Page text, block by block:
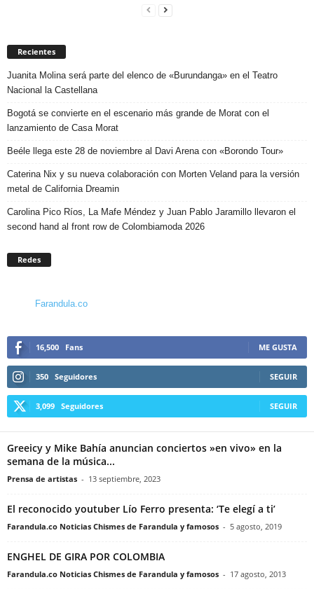
Recientes
Juanita Molina será parte del elenco de «Burundanga» en el Teatro
Nacional la Castellana
Bogotá se convierte en el escenario más grande de Morat con el
lanzamiento de Casa Morat
Beéle llega este 28 de noviembre al Davi Arena con «Borondo Tour»
Caterina Nix y su nueva colaboración con Morten Veland para la versión
metal de California Dreamin
Carolina Pico Ríos, La Mafe Méndez y Juan Pablo Jaramillo llevaron el
second hand al front row de Colombiamoda 2026
Redes
Farandula.co
16,500 Fans ME GUSTA
350 Seguidores SEGUIR
3,099 Seguidores SEGUIR
Greeicy y Mike Bahía anuncian conciertos »en vivo» en la
semana de la música...
Prensa de artistas - 13 septiembre, 2023
El reconocido youtuber Lío Ferro presenta: ‘Te elegí a ti’
Farandula.co Noticias Chismes de Farandula y famosos - 5 agosto, 2019
ENGHEL DE GIRA POR COLOMBIA
Farandula.co Noticias Chismes de Farandula y famosos - 17 agosto, 2013